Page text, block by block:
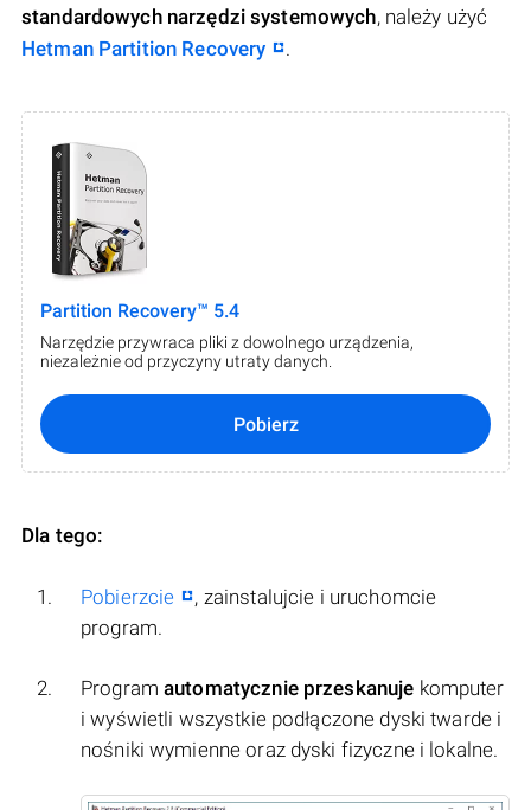
standardowych narzędzi systemowych, należy użyć
Hetman Partition Recovery
.
Partition Recovery™ 5.4
Narzędzie przywraca pliki z dowolnego urządzenia,
niezależnie od przyczyny utraty danych.
Pobierz
Dla tego:
Pobierzcie
, zainstalujcie i uruchomcie
program.
Programautomatycznie przeskanuje komputer
i wyświetli wszystkie podłączone dyski twarde i
nośniki wymienne oraz dyski fizyczne i lokalne.